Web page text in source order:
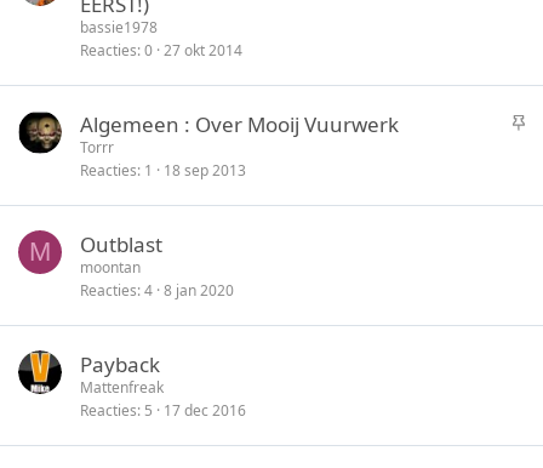
bassie1978
Reacties 0 27 okt 2014
S
Algemeen : Over Mooij Vuurwerk
Torrr
Reacties 1 18 sep 2013
M Outblast
moontan
Reacties 4 8 jan 2020
Payback
Mattenfreak
Reacties 5 17 dec 2016